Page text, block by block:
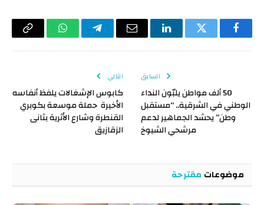
فيسبوكتويتر لينكدإن البريد
تيلقرام واتسابCopy
السابق
50 ألف مواطن يلبّون النداء
الوطني في الشرقية.. “مستقبل
وطن” يحشد الجماهير لدعم
مرشحي الشيوخ
التالي
كابوس الإشغالات يلفظ أنفاسه
الأخيرة حملة موسعة بكوبري
القنطرة وشارع الأثرية بثانى
الزقازيق
موضوعات مقترحة